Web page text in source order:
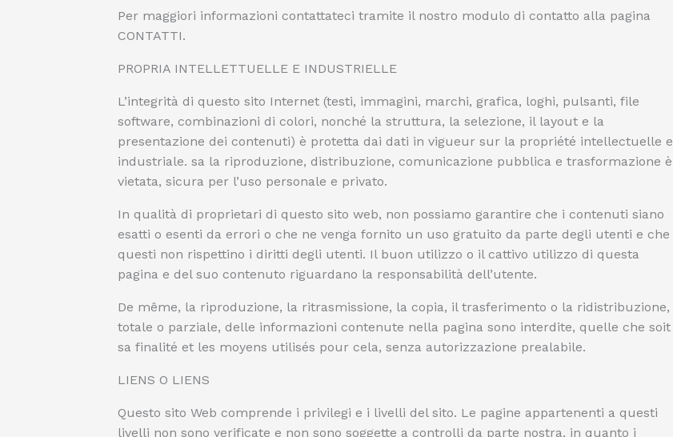
Per maggiori informazioni contattateci tramite il nostro modulo di contatto alla pagina
CONTATTI.
PROPRIA INTELLETTUELLE E INDUSTRIELLE
L’integrità di questo sito Internet (testi, immagini, marchi, grafica, loghi, pulsanti, file
software, combinazioni di colori, nonché la struttura, la selezione, il layout e la
presentazione dei contenuti) è protetta dai dati in vigueur sur la propriété intellectuelle e
industriale. sa la riproduzione, distribuzione, comunicazione pubblica e trasformazione è
vietata, sicura per l’uso personale e privato.
In qualità di proprietari di questo sito web, non possiamo garantire che i contenuti siano
esatti o esenti da errori o che ne venga fornito un uso gratuito da parte degli utenti e che
questi non rispettino i diritti degli utenti. Il buon utilizzo o il cattivo utilizzo di questa
pagina e del suo contenuto riguardano la responsabilità dell’utente.
De même, la riproduzione, la ritrasmissione, la copia, il trasferimento o la ridistribuzione,
totale o parziale, delle informazioni contenute nella pagina sono interdite, quelle che soit
sa finalité et les moyens utilisés pour cela, senza autorizzazione prealabile.
LIENS O LIENS
Questo sito Web comprende i privilegi e i livelli del sito. Le pagine appartenenti a questi
livelli non sono verificate e non sono soggette a controlli da parte nostra, in quanto i